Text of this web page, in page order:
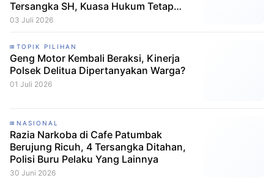
Tersangka SH, Kuasa Hukum Tetap
Minta CCTV Dibuka
03 Juli 2026
TOPIK PILIHAN
Geng Motor Kembali Beraksi, Kinerja
Polsek Delitua Dipertanyakan Warga?
01 Juli 2026
NASIONAL
Razia Narkoba di Cafe Patumbak
Berujung Ricuh, 4 Tersangka Ditahan,
Polisi Buru Pelaku Yang Lainnya
30 Juni 2026